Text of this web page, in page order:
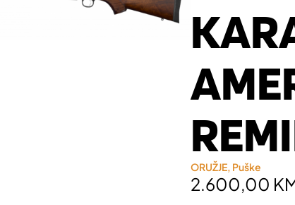
ORUŽJE, Puške
2.600,00